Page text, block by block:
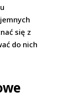
się z
do nich